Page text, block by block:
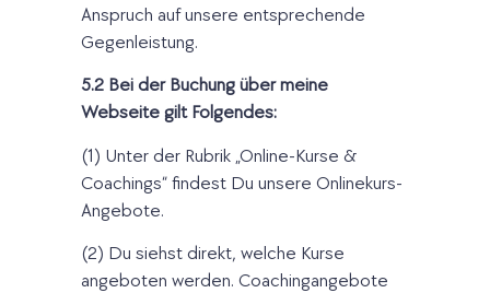
Anspruch auf unsere entsprechende
Gegenleistung.
5.2 Bei der Buchung über meine
Webseite gilt Folgendes:
(1) Unter der Rubrik „Online-Kurse &
Coachings“ findest Du unsere Onlinekurs-
Angebote.
(2) Du siehst direkt, welche Kurse
angeboten werden. Coachingangebote